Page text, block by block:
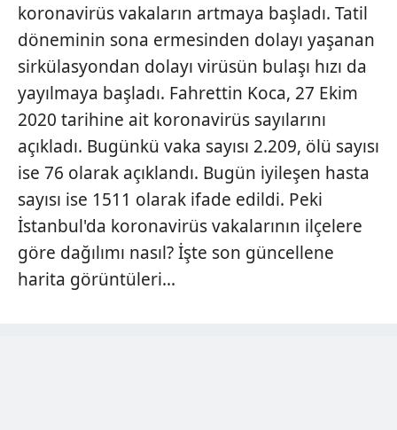
koronavirüs vakaların artmaya başladı. Tatil
döneminin sona ermesinden dolayı yaşanan
sirkülasyondan dolayı virüsün bulaşı hızı da
yayılmaya başladı. Fahrettin Koca, 27 Ekim
2020 tarihine ait koronavirüs sayılarını
açıkladı. Bugünkü vaka sayısı 2.209, ölü sayısı
ise 76 olarak açıklandı. Bugün iyileşen hasta
sayısı ise 1511 olarak ifade edildi. Peki
İstanbul'da koronavirüs vakalarının ilçelere
göre dağılımı nasıl? İşte son güncellene
harita görüntüleri...